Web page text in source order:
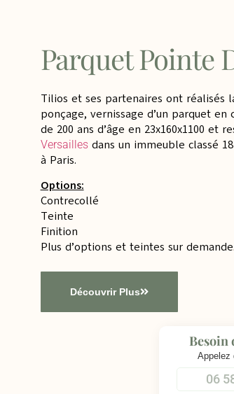
Parquet Pointe
Tilios et ses partenaires ont réalisés
ponçage, vernissage d’un parquet
de 200 ans d’âge en 23x160x1100 et
Versaillesdans un immeuble classé
à Paris.
Options:
Contrecollé
Teinte
Finition
Plus d’options et teintes sur demande.
Découvrir Plus
Besoin
Appelez
06